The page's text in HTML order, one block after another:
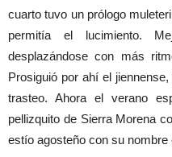
cuarto tuvo un prólogo
permitía el lucimiento.
desplazándose con más
Prosiguió por ahí el
trasteo. Ahora el verano
pellizquito de Sierra Morena
estío agosteño con su